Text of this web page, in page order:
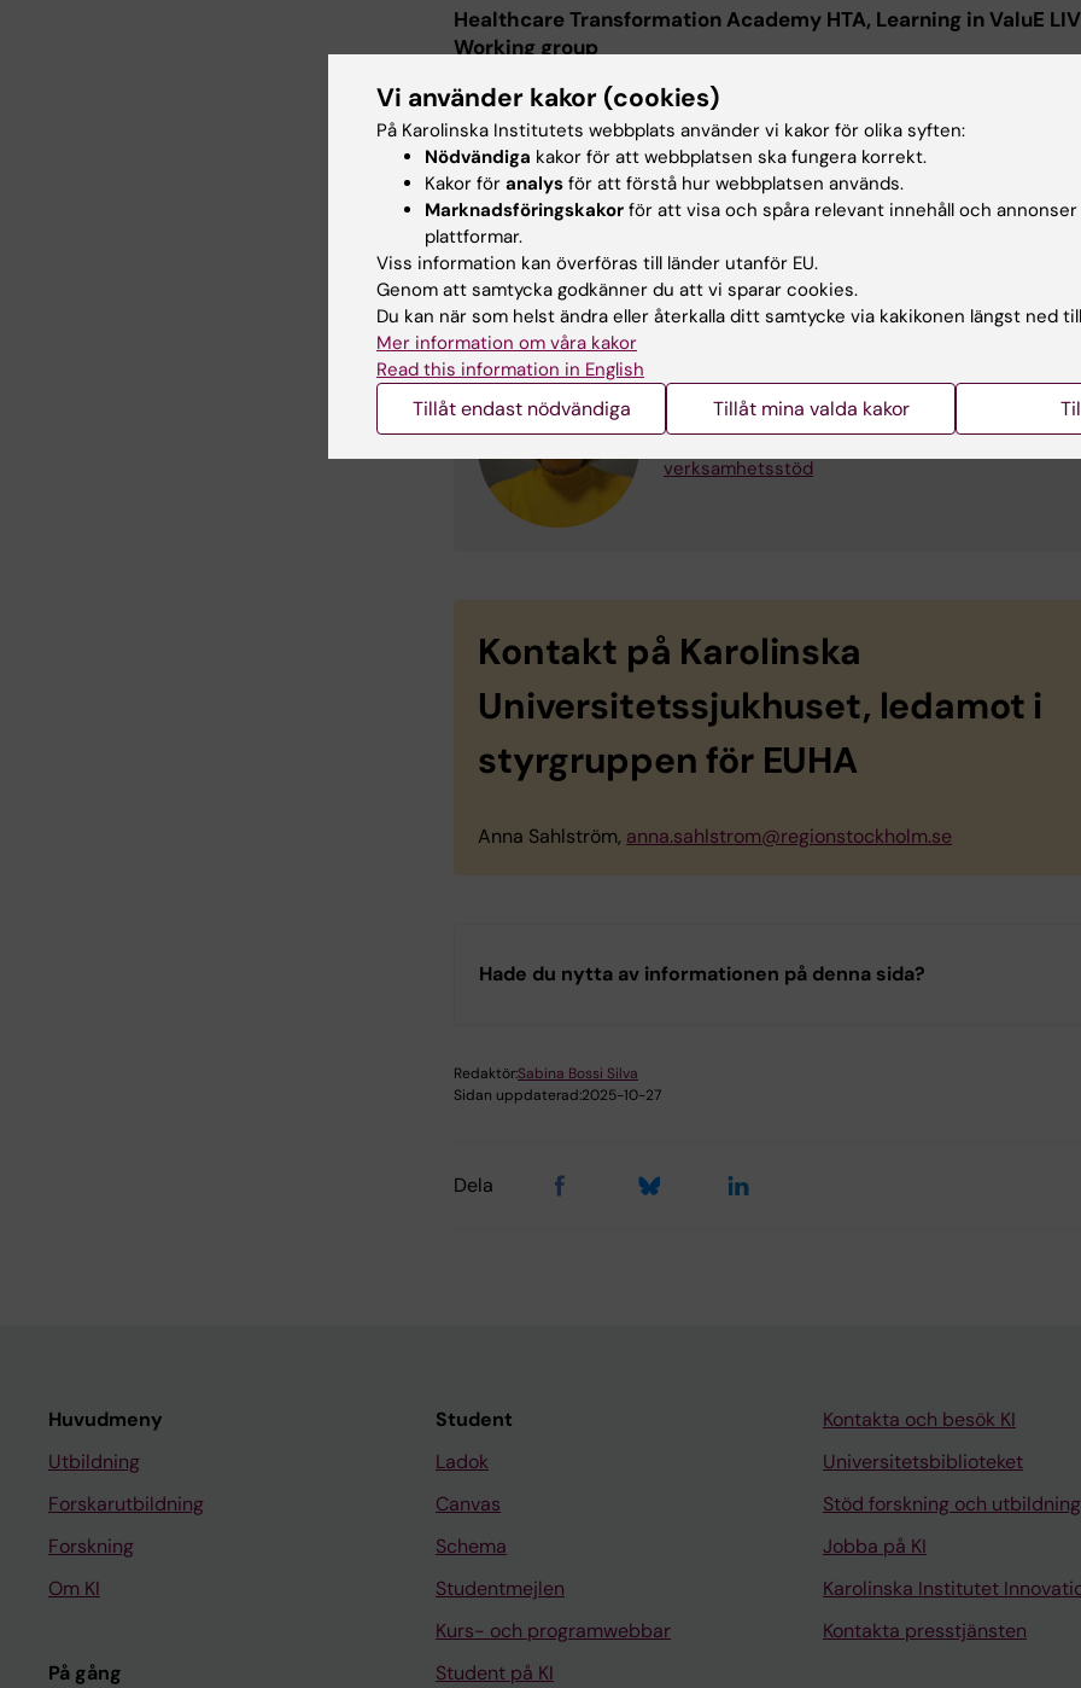
Healthcare Transformation Academy HTA, Learning in ValuE
Working group
EUHA är anslutet till theEU Health Coalition .
Kontakt på KI
Isabella Palomba Ryden
Telefon: +46852486905
E-post: isabella.palomba.ryden@ki.se
Organisatorisk tillhörighet: Gemensamt
verksamhetsstöd
Kontakt på Karolinska
Universitetssjukhuset, ledamot i
styrgruppen för EUHA
Anna Sahlström, anna.sahlstrom@regionstockholm.se
Hade du nytta av informationen på denna sida?
Redaktör:Sabina Bossi Silva
Sidan uppdaterad:2025-10-27
Dela
Huvudmeny
Utbildning
Forskarutbildning
Forskning
Om KI
På gång
Student
Ladok
Canvas
Schema
Studentmejlen
Kurs- och programwebbar
Student på KI
Kontakta och besök KI
Universitetsbiblioteket
Stöd forskning och utbildning
Jobba på KI
Karolinska Institutet
Kontakta presstjänsten
Vi använder kakor (cookies)
På Karolinska Institutets webbplats använder vi kakor för olika syften:
Nödvändiga kakor för att webbplatsen ska fungera korrekt.
Kakor för analys för att förstå hur webbplatsen används.
Marknadsföringskakor för att visa och spåra relevant innehåll och
plattformar.
Viss information kan överföras till länder utanför EU.
Genom att samtycka godkänner du att vi sparar cookies.
Du kan när som helst ändra eller återkalla ditt samtycke via kakikonen längst ned
Mer information om våra kakor
Read this information in English
Tillåt endast nödvändiga Tillåt mina valda kakor